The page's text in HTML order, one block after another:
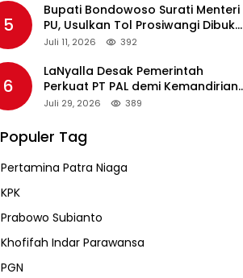
5
Bupati Bondowoso Surati Menteri
PU, Usulkan Tol Prosiwangi Dibuka
Sementara
Juli 11, 2026 392
6
LaNyalla Desak Pemerintah
Perkuat PT PAL demi Kemandirian
Industri Pertahanan Maritim
Juli 29, 2026 389
Populer Tag
Pertamina Patra Niaga
KPK
Prabowo Subianto
Khofifah Indar Parawansa
PGN